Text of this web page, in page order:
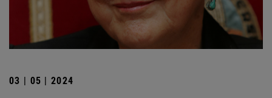
03 | 05 | 2024